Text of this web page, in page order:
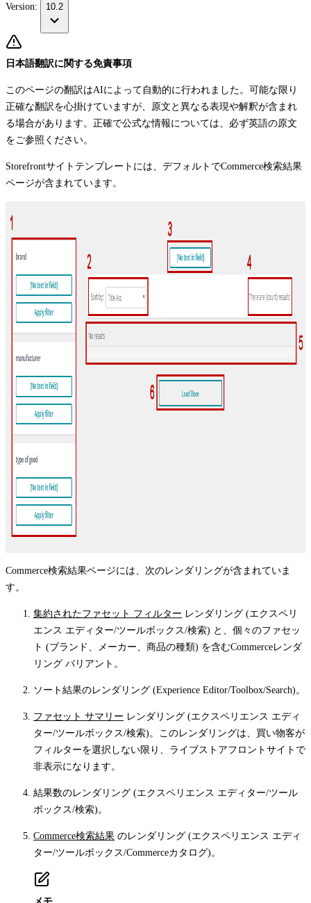
Version: 10.2
日本語翻訳に関する免責事項
このページの翻訳はAIによって自動的に行われました。可能な限り
正確な翻訳を心掛けていますが、原文と異なる表現や解釈が含まれ
る場合があります。正確で公式な情報については、必ず英語の原文
をご参照ください。
Storefrontサイトテンプレートには、デフォルトでCommerce検索結果
ページが含まれています。
Commerce検索結果ページには、次のレンダリングが含まれていま
す。
集約されたファセット フィルター レンダリング (エクスペリ
エンス エディター/ツールボックス/検索) と、個々のファセッ
ト (ブランド、メーカー、商品の種類) を含むCommerceレンダ
リング バリアント。
ソート結果のレンダリング (Experience Editor/Toolbox/Search)。
ファセット サマリー レンダリング (エクスペリエンス エディ
ター/ツールボックス/検索)。このレンダリングは、買い物客が
フィルターを選択しない限り、ライブストアフロントサイトで
非表示になります。
結果数のレンダリング (エクスペリエンス エディター/ツール
ボックス/検索)。
Commerce検索結果 のレンダリング (エクスペリエンス エディ
ター/ツールボックス/Commerceカタログ)。